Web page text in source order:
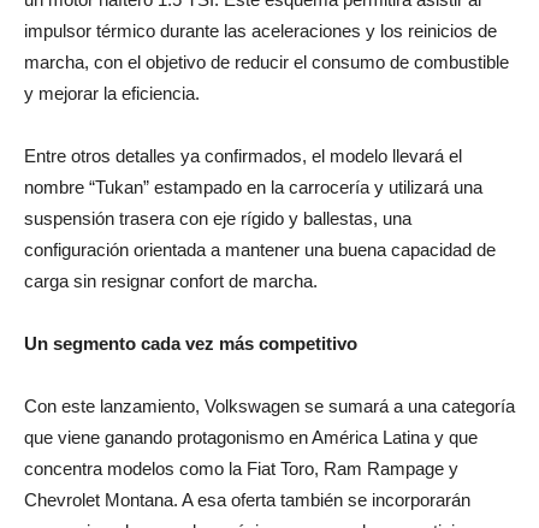
marcha, con el objetivo de reducir el consumo de combustible
y mejorar la eficiencia.
nombre “Tukan” estampado en la carrocería y utilizará una
suspensión trasera con eje rígido y ballestas, una
configuración orientada a mantener una buena capacidad de
carga sin resignar confort de marcha.
que viene ganando protagonismo en América Latina y que
concentra modelos como la Fiat Toro, Ram Rampage y
Chevrolet Montana. A esa oferta también se incorporarán
nuevos jugadores en los próximos meses, lo que anticipa una